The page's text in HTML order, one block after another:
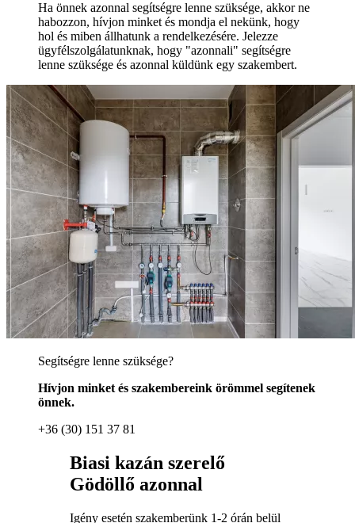
Ha önnek azonnal segítségre lenne szüksége, akkor ne
habozzon, hívjon minket és mondja el nekünk, hogy
hol és miben állhatunk a rendelkezésére. Jelezze
ügyfélszolgálatunknak, hogy "azonnali" segítségre
lenne szüksége és azonnal küldünk egy szakembert.
Segítségre lenne szüksége?
Hívjon minket és szakembereink örömmel segítenek
önnek.
+36 (30) 151 37 81
Biasi kazán szerelő
Gödöllő azonnal
Igény esetén szakemberünk 1-2 órán belül